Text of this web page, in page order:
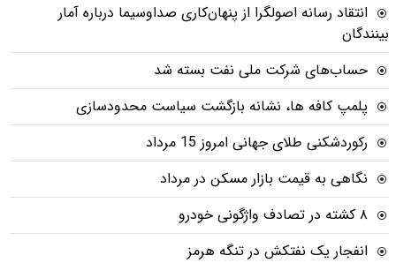
انتقاد رسانه اصولگرا از پنهان‌کاری صداوسیما درباره آمار
بینندگان
حساب‌های شرکت ملی نفت بسته شد
پلمپ کافه ها، نشانه بازگشت سیاست محدودسازی
رکوردشکنی طلای جهانی امروز 15 مرداد
نگاهی به قیمت بازار مسکن در مرداد
۸ کشته در تصادف واژگونی خودرو
انفجار یک نفتکش در تنگه هرمز